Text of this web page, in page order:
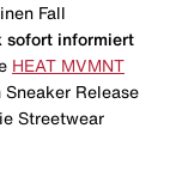
Fall
sofort informiert
HEAT MVMNT
Sneaker Release
Streetwear